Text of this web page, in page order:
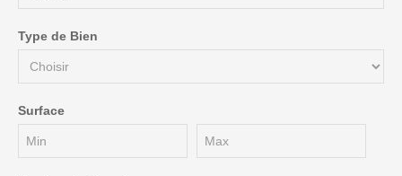
Type de Bien
Surface